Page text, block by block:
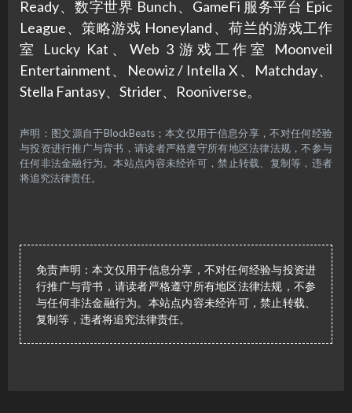
Ready、数字世界 Bunch、GameFi 服务平台 Epic
League、策略游戏 Honeyland、荷兰的游戏工作
室 Lucky Kat、Web 3 游戏工作室 Moonveil
Entertainment、Neowiz / Intella X、Matchday、
Stella Fantasy、Strider、Rooniverse。
声明：图文源自于BlockBeats；本文仅用于信息分享，不对任何经验
与投资进行推广与背书，请读者严格遵守所有地区法律法规，不参与
任何非法金融行为。本站点内容未经许可，禁止转载、复制等，违者
将追究法律责任。
免责声明：本文仅用于信息分享，不对任何经验与投资进
行推广与背书，请读者严格遵守所有地区法律法规，不参
与任何非法金融行为。本站点内容未经许可，禁止转载、
复制等，违者将追究法律责任。